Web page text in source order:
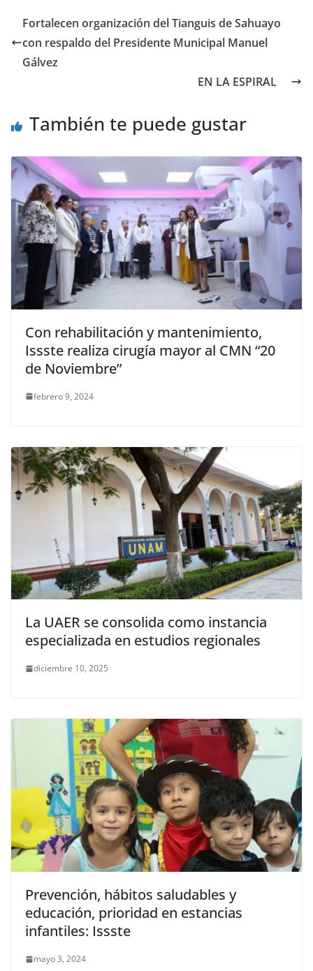
Fortalecen organización del Tianguis de Sahuayo
con respaldo del Presidente Municipal Manuel
Gálvez
EN LA ESPIRAL
También te puede gustar
Con rehabilitación y mantenimiento,
Issste realiza cirugía mayor al CMN “20
de Noviembre”
febrero 9, 2024
La UAER se consolida como instancia
especializada en estudios regionales
diciembre 10, 2025
Prevención, hábitos saludables y
educación, prioridad en estancias
infantiles: Issste
mayo 3, 2024